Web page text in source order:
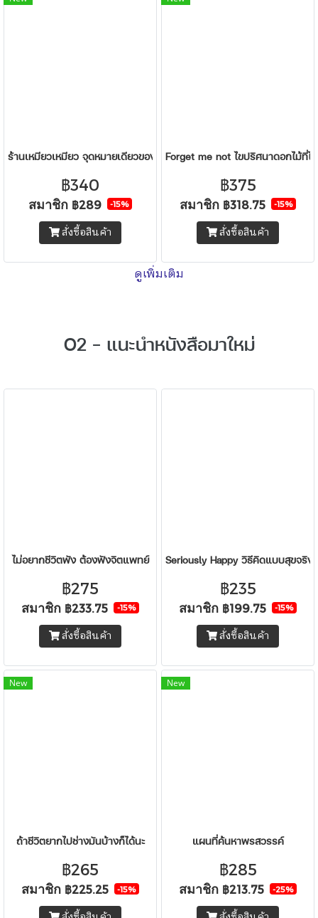
ร้านเหมียวเหมียว จุดหมายเดียวของคนอยากพัก
฿340
สมาชิก ฿289 -15%
สั่งซื้อสินค้า
Forget me not ไขปริศนาดอกไม้ที่ไ
฿375
สมาชิก ฿318.75 -15%
สั่งซื้อสินค้า
ดูเพิ่มเติม
O2 - แนะนำหนังสือมาใหม่
ไม่อยากชีวิตพัง ต้องฟังจิตแพทย์
฿275
สมาชิก ฿233.75 -15%
สั่งซื้อสินค้า
Seriously Happy วิธีคิดแบบสุขจริง (
฿235
สมาชิก ฿199.75 -15%
สั่งซื้อสินค้า
New
ถ้าชีวิตยากไปช่างมันบ้างก็ได้นะ
฿265
สมาชิก ฿225.25 -15%
New
แผนที่ค้นหาพรสวรรค์
฿285
สมาชิก ฿213.75 -25%